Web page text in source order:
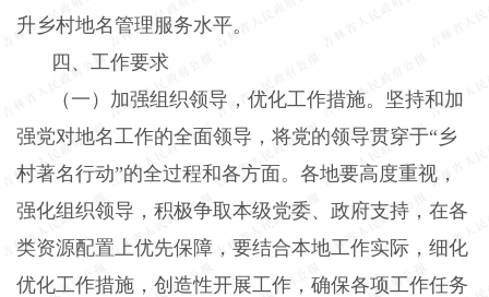
升乡村地名管理服务水平。
四、工作要求
（一）加强组织领导，优化工作措施。 坚持和加
强党对地名工作的全面领导，将党的领导贯穿于“乡
村著名行动”的全过程和各方面。各地要高度重视，
强化组织领导，积极争取本级党委、政府支持，在各
类资源配置上优先保障，要结合本地工作实际，细化
优化工作措施，创造性开展工作，确保各项工作任务